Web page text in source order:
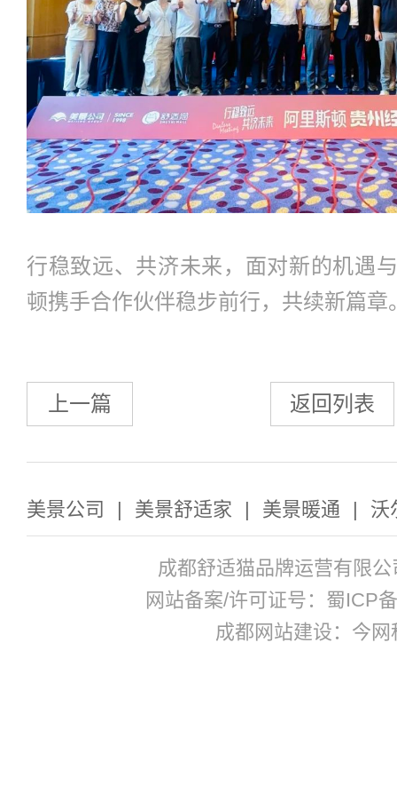
行稳致远、共济未来，面对新的机遇
顿携手合作伙伴稳步前行，共续新篇章
上一篇 返回列表
美景公司 美景舒适家 美景暖通 沃
成都舒适猫品牌运营有限
网站备案/许可证号：蜀ICP
成都网站建设：今